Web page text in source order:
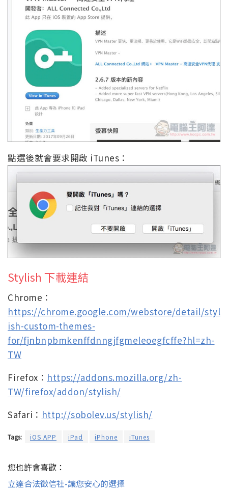
點選後就會要求開啟 iTunes：
Stylish 下載連結
Chrome：
https://chrome.google.com/webstore/detail/styl
ish-custom-themes-
for/fjnbnpbmkenffdnngjfgmeleoegfcffe?hl=zh-
TW
Firefox： https://addons.mozilla.org/zh-
TW/firefox/addon/stylish/
Safari： http://sobolev.us/stylish/
Tags: iOS APP iPad iPhone iTunes
您也許會喜歡：
立達合法徵信社-讓您安心的選擇